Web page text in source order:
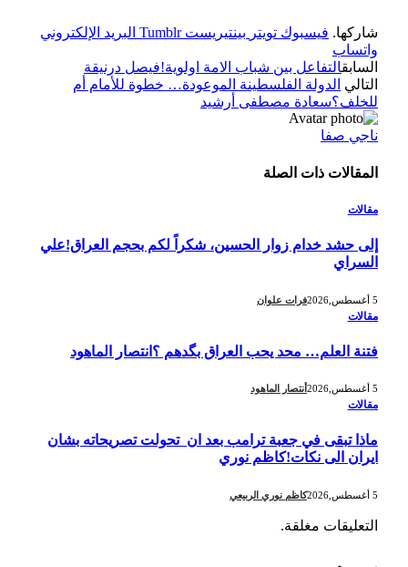
شاركها. فيسبوك تويتر بينتيريست Tumblr البريد الإلكتروني
واتساب
السابقالتفاعل بين شباب الامة اولوية!فيصل درنيقة
التالي الدولة الفلسطينة الموعودة… خطوة للأمام أم
للخلف؟سعادة مصطفى أرشيد
ناجي صفا
المقالاتذات الصلة
مقالات
إلى حشد خدام زوار الحسين، شكراً لكم بحجم العراق!علي
السراي
فرات علوان
مقالات
فتنة العلم… محد يحب العراق بگدهم ؟انتصار الماهود
أنتصار الماهود
مقالات
ماذا تبقى في جعبة ترامب بعد ان تحولت تصريحاته بشان
ايران الى نكات!كاظم نوري
كاظم نوري الربيعي
التعليقات مغلقة.